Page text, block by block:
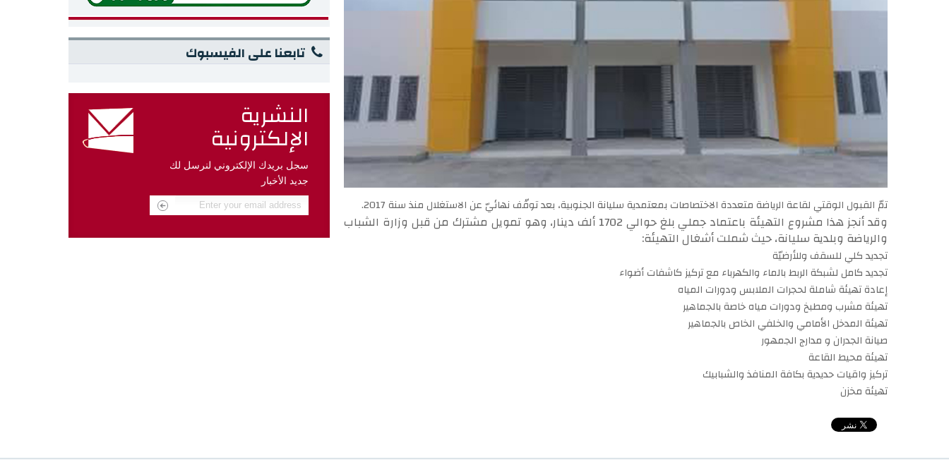
تمّ القبول الوقتي لقاعة الرياضة متعددة الاختصاصات بمعتمدية سليانة الجنوبية، بعد توقّف نهائيّ عن الاستغلال منذ سنة 2017.
وقد أنجز هذا مشروع التهيئة باعتماد جملي بلغ حوالي 1702 ألف دينار، وهو تمويل مشترك من قبل وزارة الشباب
والرياضة وبلدية سليانة، حيث شملت أشغال التهيئة:
تجديد كلي للسقف وللأرضيّة
تجديد كامل لشبكة الربط بالماء والكهرباء مع تركيز كاشفات أضواء
إعادة تهيئة شاملة لحجرات الملابس ودورات المياه
تهيئة مشرب ومطبخ ودورات مياه خاصة بالجماهير
تهيئة المدخل الأمامي والخلفي الخاص بالجماهير
صيانة الجدران و مدارج الجمهور
تهيئة محيط القاعة
تركيز واقيات حديدية بكافة المنافذ والشبابيك
تهيئة مخزن
تابعنا على الفيسبوك
النشرية
الإلكترونية
سجل بريدك الإلكتروني لنرسل لك
جديد الأخبار